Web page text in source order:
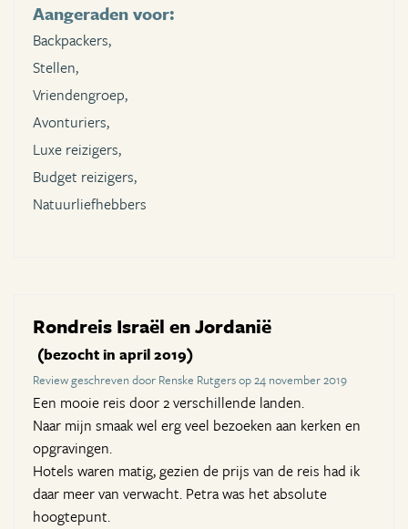
Aangeraden voor:
Backpackers,
Stellen,
Vriendengroep,
Avonturiers,
Luxe reizigers,
Budget reizigers,
Natuurliefhebbers
Rondreis Israël en Jordanië
(bezocht in april 2019)
Review geschreven door Renske Rutgers op 24 november 2019
Een mooie reis door 2 verschillende landen.
Naar mijn smaak wel erg veel bezoeken aan kerken en
opgravingen.
Hotels waren matig, gezien de prijs van de reis had ik
daar meer van verwacht. Petra was het absolute
hoogtepunt.